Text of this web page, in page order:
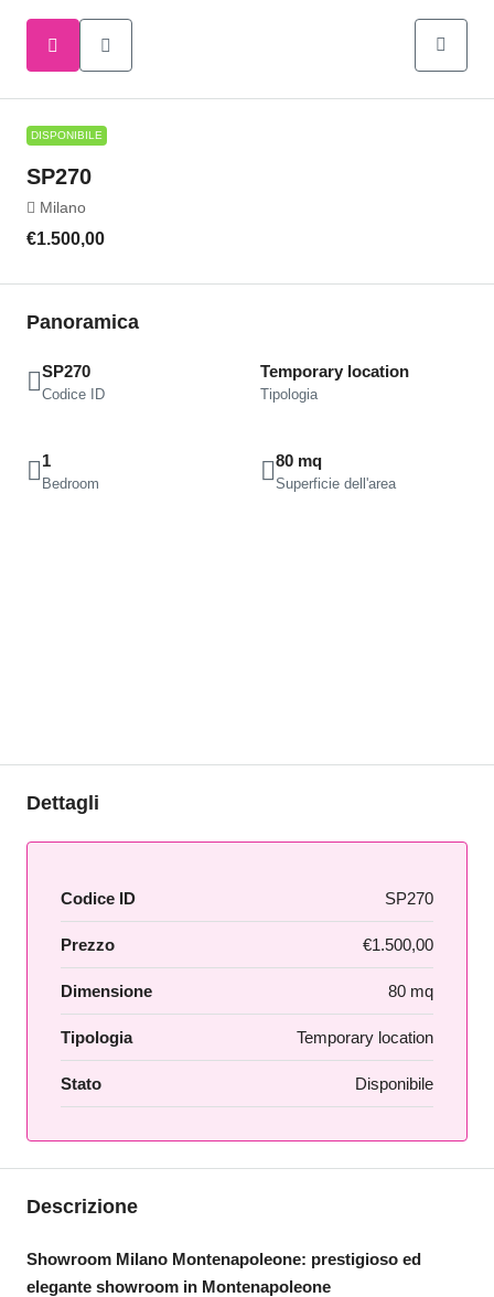
DISPONIBILE
SP270
Milano
€1.500,00
Panoramica
SP270
Codice ID
Temporary location
Tipologia
1
Bedroom
80 mq
Superficie dell'area
Dettagli
Codice ID SP270
Prezzo €1.500,00
Dimensione 80 mq
Tipologia Temporary location
Stato Disponibile
Descrizione
Showroom Milano Montenapoleone: prestigioso ed
elegante showroom in Montenapoleone